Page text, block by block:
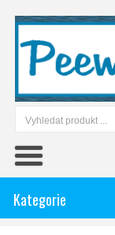
Kategorie